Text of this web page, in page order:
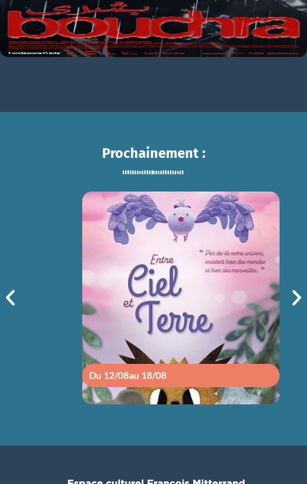
Prochainement :
Du 12/08au 18/08
ENTRE CIEL ET TERRE
sam 15/08
14h30